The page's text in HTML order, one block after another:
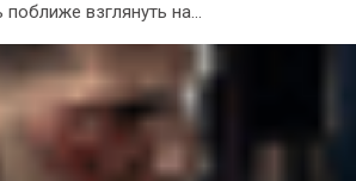
взглянуть на...